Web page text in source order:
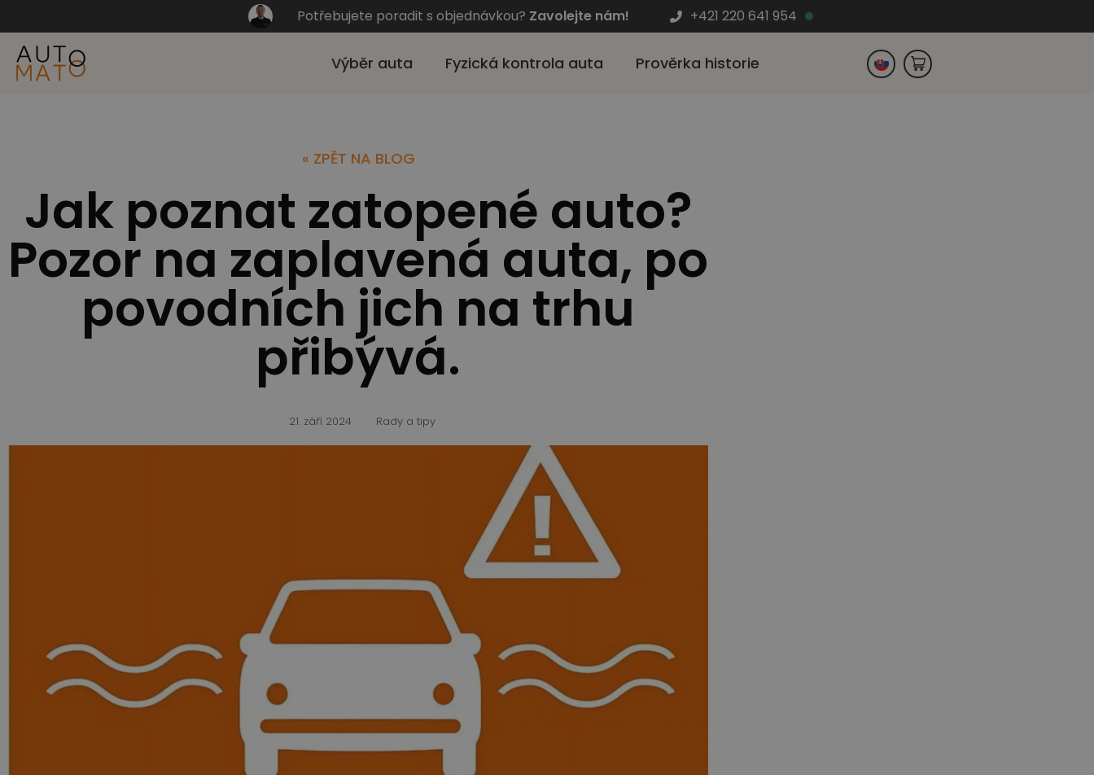
Potřebujete poradit s objednávkou? Zavolejte nám! +421 220 641 954
Výběr auta Fyzická kontrola auta Prověrka historie
« ZPĚT NA BLOG
Jak poznat zatopené auto?
Pozor na zaplavená auta, po
povodních jich na trhu
přibývá.
21. září 2024 Rady a tipy